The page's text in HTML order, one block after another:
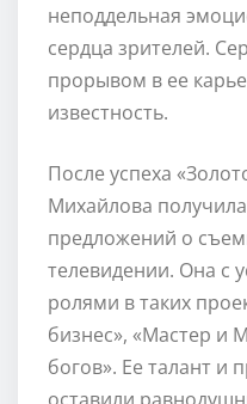
неподдельная
сердца зрителей.
прорывом в ее
известность.
После успеха
Михайлова
предложений о
телевидении. Она с
ролями в таких
бизнес», «Мастер и
богов». Ее талант и